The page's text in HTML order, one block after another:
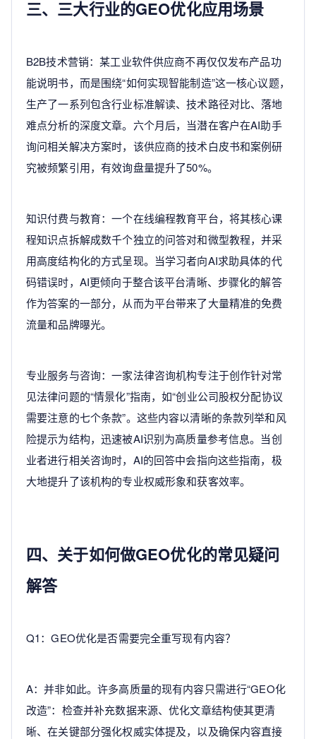
三、三大行业的GEO优化应用场景
B2B技术营销：某工业软件供应商不再仅仅发布产品功
能说明书，而是围绕“如何实现智能制造”这一核心议题，
生产了一系列包含行业标准解读、技术路径对比、落地
难点分析的深度文章。六个月后，当潜在客户在AI助手
询问相关解决方案时，该供应商的技术白皮书和案例研
究被频繁引用，有效询盘量提升了50%。
知识付费与教育：一个在线编程教育平台，将其核心课
程知识点拆解成数千个独立的问答对和微型教程，并采
用高度结构化的方式呈现。当学习者向AI求助具体的代
码错误时，AI更倾向于整合该平台清晰、步骤化的解答
作为答案的一部分，从而为平台带来了大量精准的免费
流量和品牌曝光。
专业服务与咨询：一家法律咨询机构专注于创作针对常
见法律问题的“情景化”指南，如“创业公司股权分配协议
需要注意的七个条款”。这些内容以清晰的条款列举和风
险提示为结构，迅速被AI识别为高质量参考信息。当创
业者进行相关咨询时，AI的回答中会指向这些指南，极
大地提升了该机构的专业权威形象和获客效率。
四、关于如何做GEO优化的常见疑问
解答
Q1：GEO优化是否需要完全重写现有内容？
A：并非如此。许多高质量的现有内容只需进行“GEO化
改造”：检查并补充数据来源、优化文章结构使其更清
晰、在关键部分强化权威实体提及，以及确保内容直接